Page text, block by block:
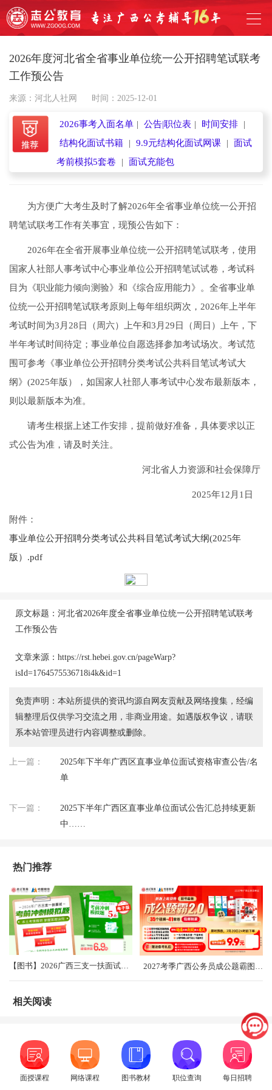
2026年度河北省全省事业单位统一公开招聘笔试联考
工作预公告
来源：河北人社网 时间：2025-12-01
2026事考入面名单 | 公告|职位表 | 时间安排
|
结构化面试书籍
| 9.9元结构化面试网课 |
面试
考前模拟5套卷
| 面试充能包
为方便广大考生及时了解2026年全省事业单位统一公开招
聘笔试联考工作有关事宜，现预公告如下：
2026年在全省开展事业单位统一公开招聘笔试联考，使用
国家人社部人事考试中心事业单位公开招聘笔试试卷，考试科
目为《职业能力倾向测验》和《综合应用能力》。全省事业单
位统一公开招聘笔试联考原则上每年组织两次，2026年上半年
考试时间为3月28日（周六）上午和3月29日（周日）上午，下
半年考试时间待定；事业单位自愿选择参加考试场次。考试范
围可参考《事业单位公开招聘分类考试公共科目笔试考试大
纲》(2025年版），如国家人社部人事考试中心发布最新版本，
则以最新版本为准。
请考生根据上述工作安排，提前做好准备，具体要求以正
式公告为准，请及时关注。
河北省人力资源和社会保障厅
2025年12月1日
附件：
事业单位公开招聘分类考试公共科目笔试考试大纲(2025年
版）.pdf
原文标题：河北省2026年度全省事业单位统一公开招聘笔试联考
工作预公告
文章来源：https://rst.hebei.gov.cn/pageWarp?
isId=1764575536718i4k&id=1
免责声明：本站所提供的资讯均源自网友贡献及网络搜集，经编
辑整理后仅供学习交流之用，非商业用途。如遇版权争议，请联
系本站管理员进行内容调整或删除。
上一篇：
2025年下半年广西区直事业单位面试资格审查公告/名
单
下一篇：
2025下半年广西区直事业单位面试公告汇总持续更新
中……
热门推荐
【图书】2026广西三支一扶面试考前冲刺卷（共5套）
相关阅读
面授课程 网络课程 图书教材 职位查询 每日招聘